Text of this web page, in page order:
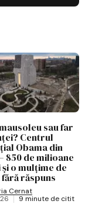
sau far
Centrul
Obama din
850 de milioane
o mulțime de
răspuns
Cernat
9 minute de citit